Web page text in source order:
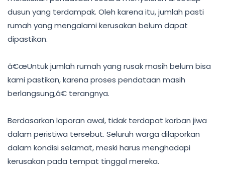
dusun yang terdampak. Oleh karena itu, jumlah pasti
rumah yang mengalami kerusakan belum dapat
dipastikan.
â€œUntuk jumlah rumah yang rusak masih belum bisa
kami pastikan, karena proses pendataan masih
berlangsung,â€ terangnya.
Berdasarkan laporan awal, tidak terdapat korban jiwa
dalam peristiwa tersebut. Seluruh warga dilaporkan
dalam kondisi selamat, meski harus menghadapi
kerusakan pada tempat tinggal mereka.